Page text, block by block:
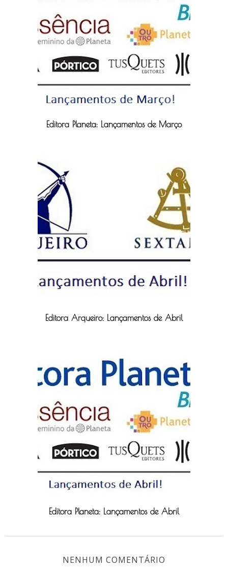
Editora Planeta: Lançamentos de Março
Editora Arqueiro: Lançamentos de Abril
Editora Planeta: Lançamentos de Abril
NENHUM COMENTÁRIO